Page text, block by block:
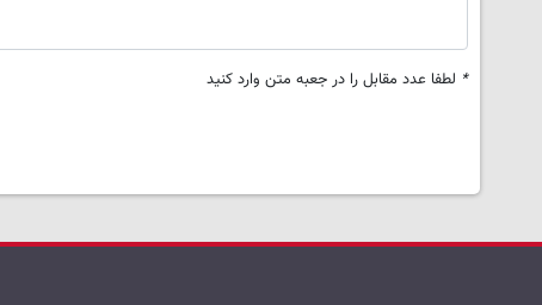
* لطفا عدد مقابل را در جعبه متن وارد کنید